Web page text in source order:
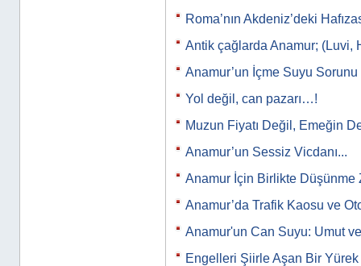
Roma’nın Akdeniz’deki
Antik çağlarda Anamur; (Luvi,
Anamur’un İçme Suyu Sorunu
Yol değil, can pazarı…!
Muzun Fiyatı Değil, Emeğin
Anamur’un Sessiz Vicdanı...
Anamur İçin Birlikte Düşünme
Anamur’da Trafik Kaosu ve
Anamur'un Can Suyu: Umut
Engelleri Şiirle Aşan Bir Yürek